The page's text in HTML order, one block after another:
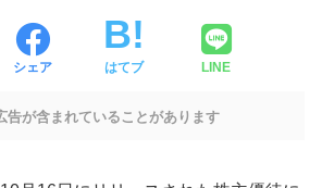
シェア はてブ LINE
告が含まれていることがあります